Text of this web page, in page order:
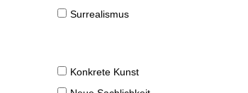
Surrealismus
Konkrete Kunst